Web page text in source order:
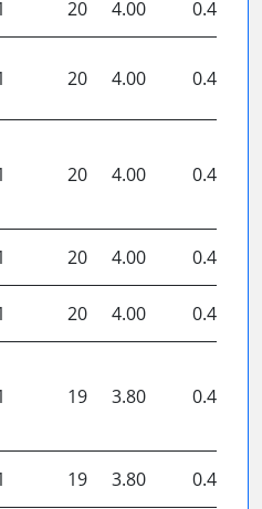
20 4.00 0.44
20 4.00 0.44
20 4.00 0.44
20 4.00 0.44
20 4.00 0.44
19 3.80 0.42
19 3.80 0.42